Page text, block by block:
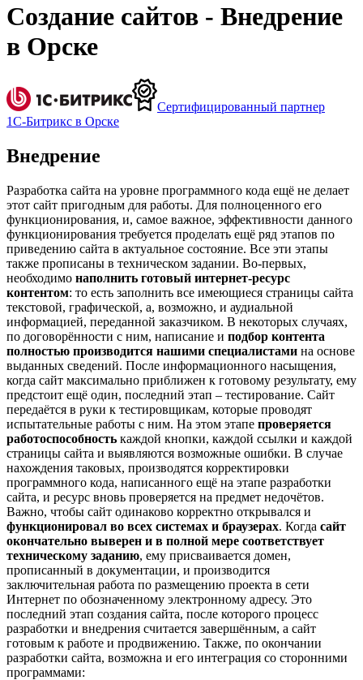
Создание сайтов - Внедрение
в Орске
Сертифицированный партнер
1С-Битрикс в Орске
Внедрение
Разработка сайта на уровне программного кода ещё не делает
этот сайт пригодным для работы. Для полноценного его
функционирования, и, самое важное, эффективности данного
функционирования требуется проделать ещё ряд этапов по
приведению сайта в актуальное состояние. Все эти этапы
также прописаны в техническом задании. Во-первых,
необходимо наполнить готовый интернет-ресурс
контентом: то есть заполнить все имеющиеся страницы сайта
текстовой, графической, а, возможно, и аудиальной
информацией, переданной заказчиком. В некоторых случаях,
по договорённости с ним, написание и подбор контента
полностью производится нашими специалистами на основе
выданных сведений. После информационного насыщения,
когда сайт максимально приближен к готовому результату, ему
предстоит ещё один, последний этап – тестирование. Сайт
передаётся в руки к тестировщикам, которые проводят
испытательные работы с ним. На этом этапе проверяется
работоспособность каждой кнопки, каждой ссылки и каждой
страницы сайта и выявляются возможные ошибки. В случае
нахождения таковых, производятся корректировки
программного кода, написанного ещё на этапе разработки
сайта, и ресурс вновь проверяется на предмет недочётов.
Важно, чтобы сайт одинаково корректно открывался и
функционировал во всех системах и браузерах. Когда сайт
окончательно выверен и в полной мере соответствует
техническому заданию, ему присваивается домен,
прописанный в документации, и производится
заключительная работа по размещению проекта в сети
Интернет по обозначенному электронному адресу. Это
последний этап создания сайта, после которого процесс
разработки и внедрения считается завершённым, а сайт
готовым к работе и продвижению. Также, по окончании
разработки сайта, возможна и его интеграция со сторонними
программами: